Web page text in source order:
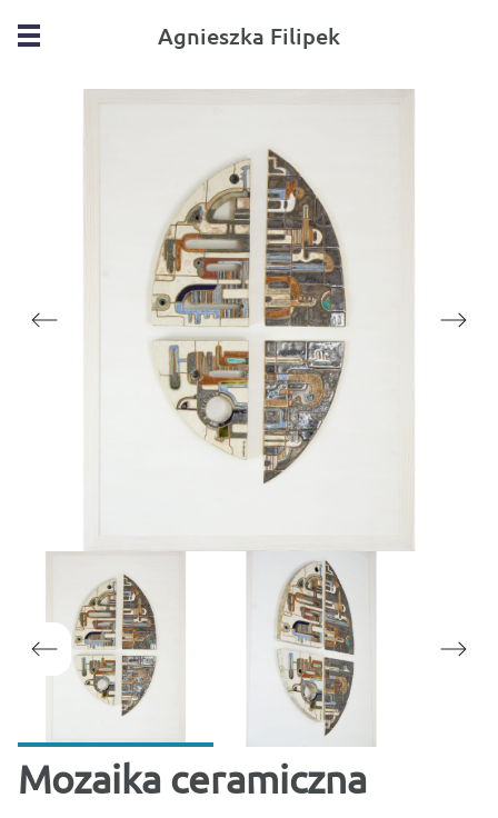
Agnieszka Filipek
Mozaika ceramiczna